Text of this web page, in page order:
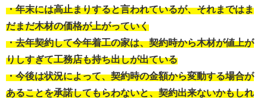
・年末には高止まりすると言われているが、それまではま
だまだ木材の価格が上がっていく
・去年契約して今年着工の家は、契約時から木材が値上が
りしすぎて工務店も持ち出しが出ている
・今後は状況によって、契約時の金額から変動する場合が
あることを承諾してもらわないと、契約出来ないかもしれ